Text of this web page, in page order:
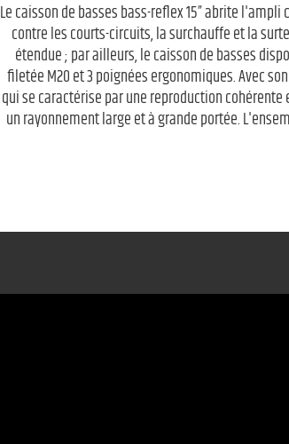
Le caisson de basses bass-reflex 15” abrite
contre les courts-circuits, la surchauffe et la
étendue ; par ailleurs, le caisson de basses
filetée M20 et 3 poignées ergonomiques. Avec
qui se caractérise par une reproduction
un rayonnement large et à grande portée.